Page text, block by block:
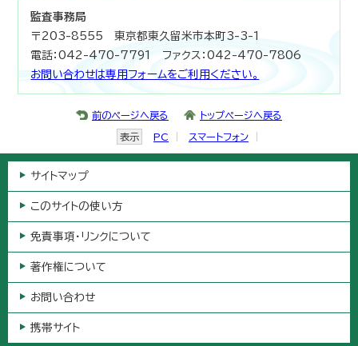
監査事務局
〒203-8555 東京都東久留米市本町3-3-1
電話：042-470-7791 ファクス：042-470-7806
お問い合わせは専用フォームをご利用ください。
前のページへ戻る トップページへ戻る
表示 PC スマートフォン
サイトマップ
このサイトの使い方
免責事項・リンクについて
著作権について
お問い合わせ
携帯サイト